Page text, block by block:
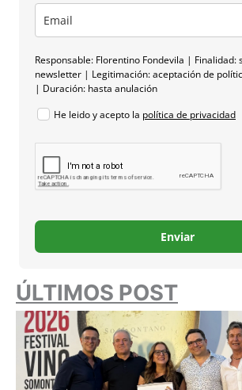
Responsable: Florentino Fondevila | Finalidad:
newsletter | Legitimación: aceptación de
| Duración: hasta anulación
He leido y acepto la política de privacidad
Enviar
ÚLTIMOS POST